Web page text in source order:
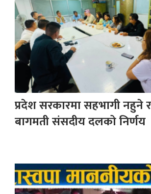
प्रदेश सरकारमा सहभागी नहुने
बागमती संसदीय दलको निर्णय